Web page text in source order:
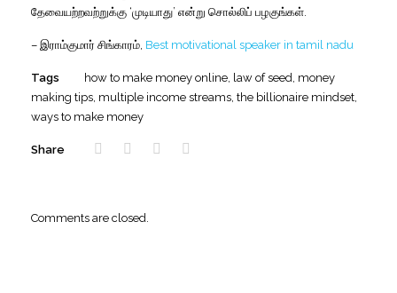
தேவையற்றவற்றுக்கு ‘முடியாது’ என்று சொல்லிப் பழகுங்கள்.
– இராம்குமார் சிங்காரம், Best motivational speaker in tamil nadu
Tags how to make money online law of seed money
making tips multiple income streams the billionaire mindset
ways to make money
Share
Comments are closed.